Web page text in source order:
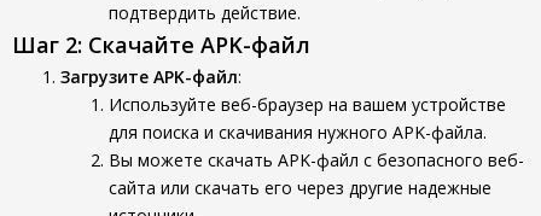
подтвердить действие.
Шаг 2: Скачайте APK-файл
Загрузите APK-файл:
Используйте веб-браузер на вашем устройстве
для поиска и скачивания нужного APK-файла.
Вы можете скачать APK-файл с безопасного веб-
сайта или скачать его через другие надежные